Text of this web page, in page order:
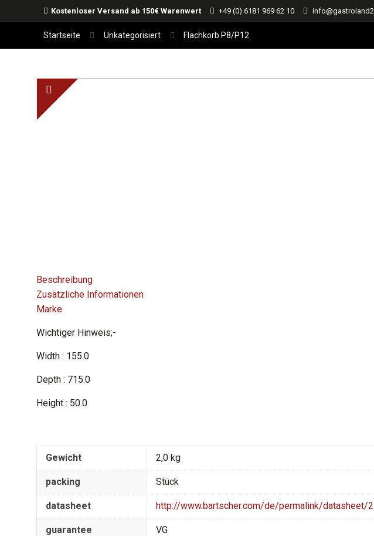
Kostenloser Versand ab 150€ Warenwert +49 (0) 6181 969 62 10
Startseite Unkategorisiert Flachkorb P8/P12
Beschreibung
Zusätzliche Informationen
Marke
Wichtiger Hinweis;-
Width : 155.0
Depth : 715.0
Height : 50.0
Gewicht 2,0 kg
packing Stück
datasheet http://www.bartscher.com/de/permalink/datasheet/
guarantee VG